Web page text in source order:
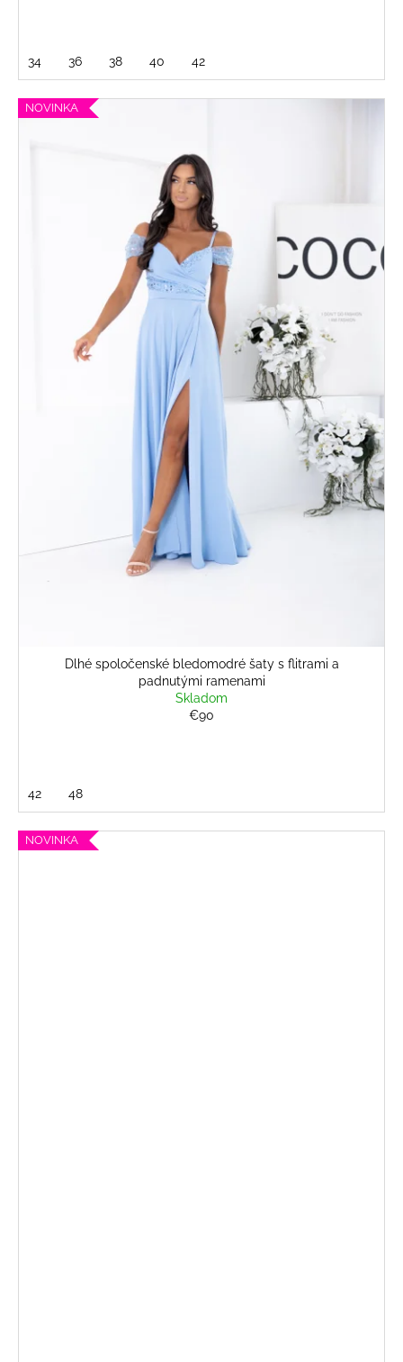
34 36 38 40 42
NOVINKA
Dlhé spoločenské bledomodré šaty s flitrami a
padnutými ramenami
Skladom
€90
42 48
NOVINKA